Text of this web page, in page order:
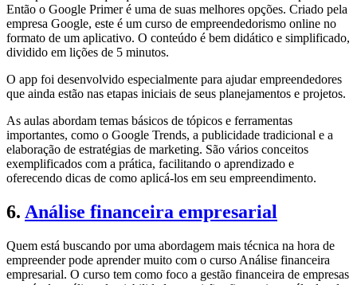
Então o Google Primer é uma de suas melhores opções. Criado pela
empresa Google, este é um curso de empreendedorismo online no
formato de um aplicativo. O conteúdo é bem didático e simplificado,
dividido em lições de 5 minutos.
O app foi desenvolvido especialmente para ajudar empreendedores
que ainda estão nas etapas iniciais de seus planejamentos e projetos.
As aulas abordam temas básicos de tópicos e ferramentas
importantes, como o Google Trends, a publicidade tradicional e a
elaboração de estratégias de marketing. São vários conceitos
exemplificados com a prática, facilitando o aprendizado e
oferecendo dicas de como aplicá-los em seu empreendimento.
6. Análise financeira empresarial
Quem está buscando por uma abordagem mais técnica na hora de
empreender pode aprender muito com o curso Análise financeira
empresarial. O curso tem como foco a gestão financeira de empresas